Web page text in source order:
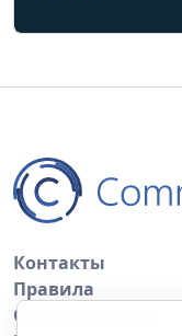
Контакты
Правила
Обратная связь